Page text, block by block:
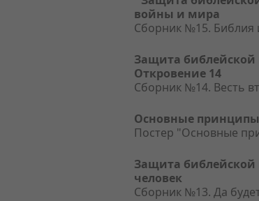
войны и мира
Сборник №15. Библия
Защита библейской
Откровение 14
Сборник №14. Весть
Основные
Постер "Основные
Защита
человек
Сборник №13. Да